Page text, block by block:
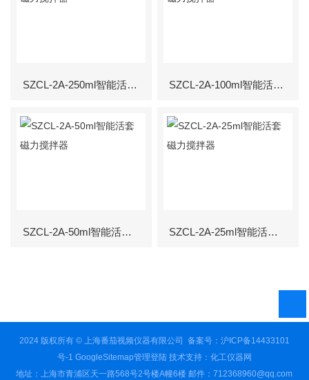
SZCL-2A-250ml智能活套磁力搅拌器 SZCL-2A-100ml智能活套磁力搅拌器
SZCL-2A-50ml智能活套磁力搅拌器 SZCL-2A-25ml智能活套磁力搅拌器
2024 版权所有 © 上海番茄视频仪器有限公司 备案号：沪ICP备14433101
号-1 GoogleSitemap管理登陆技术支持： 化工仪器网
地址：上海市青浦区天一路568号2号楼A幢6楼 邮件：712368960@qq.com